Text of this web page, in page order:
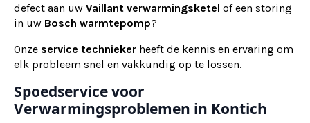
defect aan uw Vaillant verwarmingsketel of een storing
in uw Bosch warmtepomp?
Onze service technieker heeft de kennis en ervaring om
elk probleem snel en vakkundig op te lossen.
Spoedservice voor
Verwarmingsproblemen in Kontich